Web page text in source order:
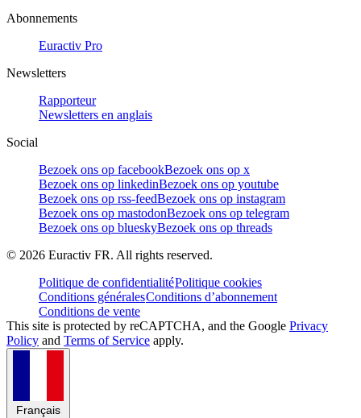
Abonnements
Euractiv Pro
Newsletters
Rapporteur
Newsletters en anglais
Social
Bezoek ons op facebookBezoek ons op x
Bezoek ons op linkedinBezoek ons op youtube
Bezoek ons op rss-feedBezoek ons op instagram
Bezoek ons op mastodonBezoek ons op telegram
Bezoek ons op blueskyBezoek ons op threads
© 2026 Euractiv FR. All rights reserved.
Politique de confidentialitéPolitique cookies
Conditions généralesConditions d’abonnement
Conditions de vente
This site is protected by reCAPTCHA, and the Google Privacy
Policy and Terms of Service apply.
Français